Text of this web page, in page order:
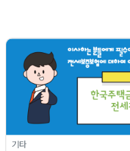
기타